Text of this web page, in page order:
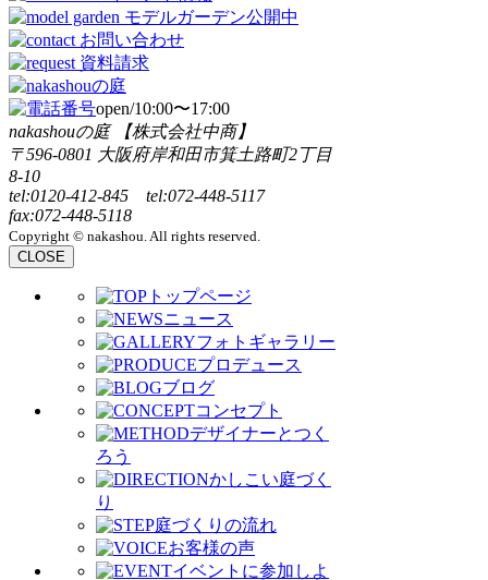
open/10:00〜17:00
nakashouの庭 【株式会社中商】
〒596-0801 大阪府岸和田市箕土路町2丁目
8-10
tel:0120-412-845 tel:072-448-5117
fax:072-448-5118
Copyright © nakashou. All rights reserved.
CLOSE
トップページ
ニュース
フォトギャラリー
プロデュース
ブログ
コンセプト
デザイナーとつく
ろう
かしこい庭づく
り
庭づくりの流れ
お客様の声
イベントに参加しよ